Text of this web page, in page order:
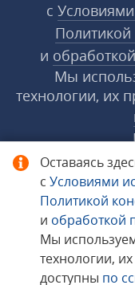
Оставаясь
с Условиями
Политикой
и обработкой
Мы
технологии,
доступны по
с
и
Мы
технологии, их
©